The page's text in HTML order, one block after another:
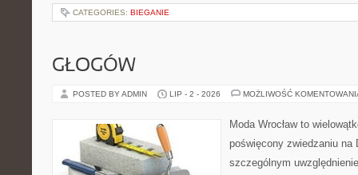
CATEGORIES: BIEGANIE
GŁOGÓW
POSTED BY ADMIN LIP - 2 - 2026 MOŻLIWOŚĆ
Moda Wrocław to
poświęcony zwiedzaniu na
szczególnym